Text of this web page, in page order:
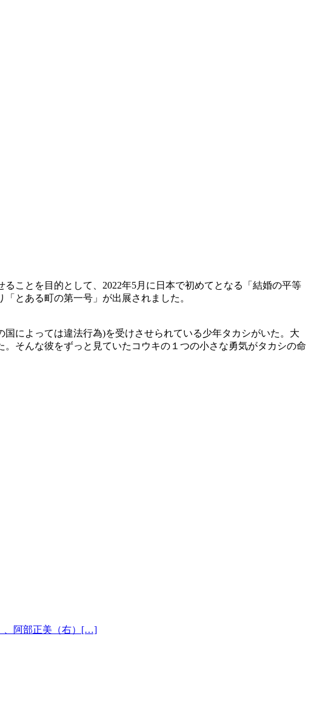
ことを目的として、2022年5月に日本で初めてとなる「結婚の平等
とある町の第一号」が出展されました。
によっては違法行為)を受けさせられている少年タカシがいた。大
そんな彼をずっと見ていたコウキの１つの小さな勇気がタカシの命
、阿部正美（右）[…]